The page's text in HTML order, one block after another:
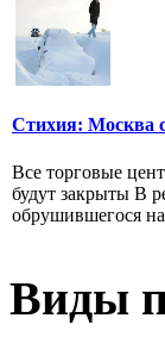
Стихия: Москва
Все торговые
будут закрыты В
обрушившегося
Виды